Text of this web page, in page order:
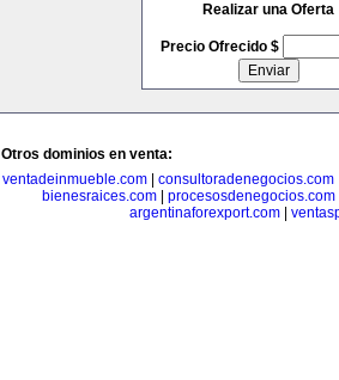
Realizar una Oferta
Precio Ofrecido $
Otros dominios en venta:
ventadeinmueble.com| consultoradenegocios.com
bienesraices.com
procesosdenegocios.com
argentinaforexport.com|